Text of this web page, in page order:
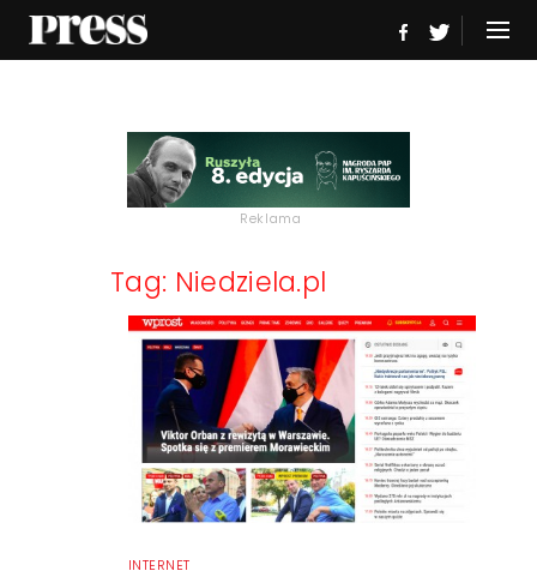
Reklama
Tag: Niedziela.pl
INTERNET